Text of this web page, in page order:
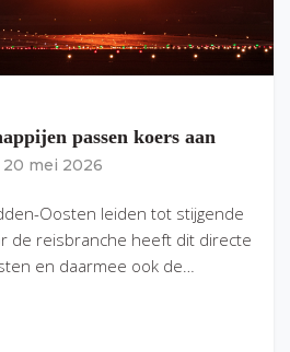
passen koers aan
20 mei 2026
Oosten leiden tot stijgende
de reisbranche heeft dit directe
en daarmee ook de…